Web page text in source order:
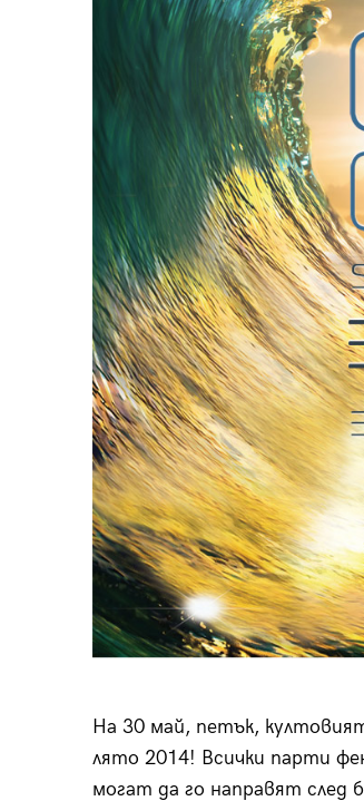
На 30 май, петък,
лято 2014! Всички парти
могат да го направят след